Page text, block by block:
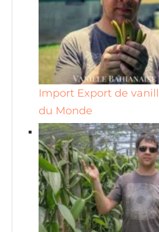
Import Export de
du Monde